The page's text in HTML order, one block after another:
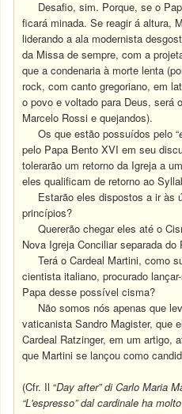
Desafio, sim. Porque, se o
ficará minada. Se reagir á altura,
liderando a ala modernista
da Missa de sempre, com a
que a condenaria à morte lenta
rock, com canto gregoriano, em
o povo e voltado para Deus, será
Marcelo Rossi e quejandos).
Os que estão possuídos pelo “
pelo Papa Bento XVI em seu
tolerarão um retorno da Igreja a
eles qualificam de retorno ao
Estarão eles dispostos a ir às
princípios?
Quererão chegar eles até o
Nova Igreja Conciliar separada do
Terá o Cardeal Martini, como
cientista italiano, procurado
Papa desse possível cisma?
Não somos nós apenas que
vaticanista Sandro Magister, que
Cardeal Ratzinger, em um artigo,
que Martini se lançou como
(Cfr. Il “Day after” di Carlo Maria
“L'espresso” dal cardinale ha